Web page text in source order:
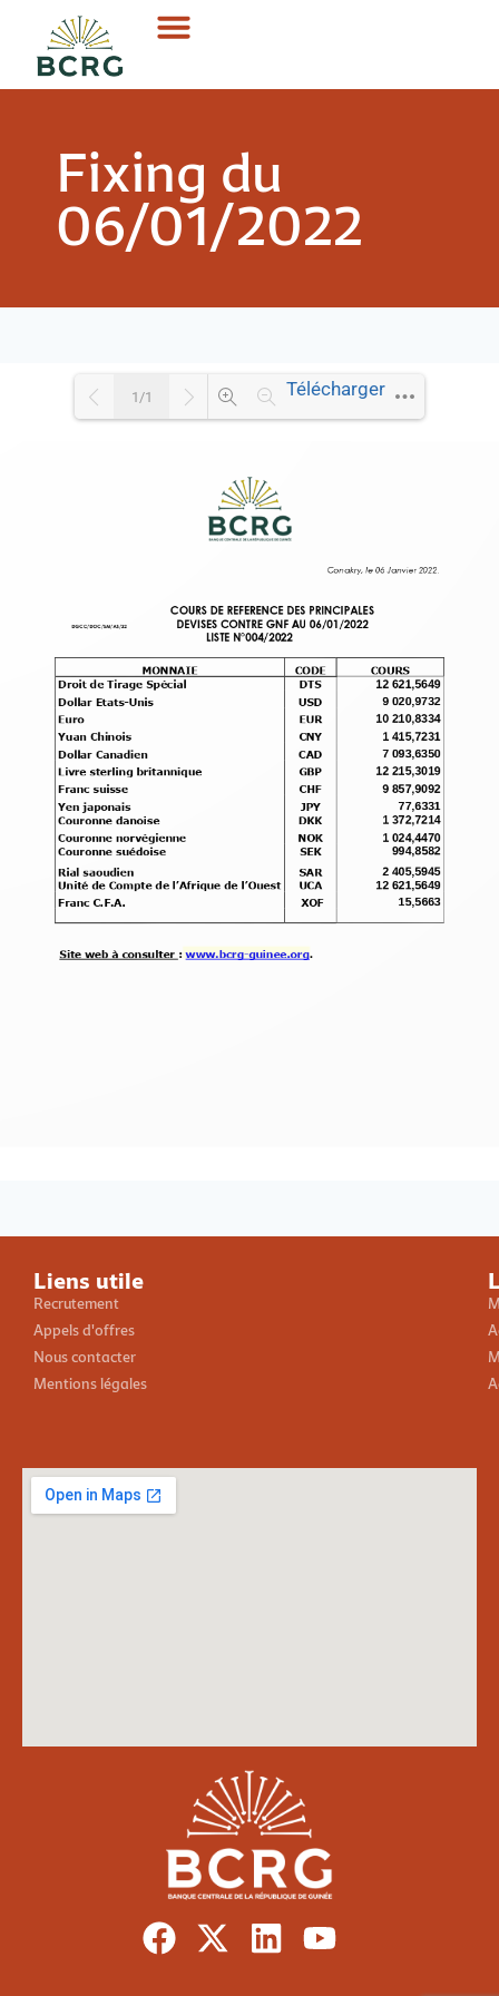
Fixing du
06/01/2022
1/1 Télécharger
Liens utile
Recrutement
Appels d'offres
Nous contacter
Mentions légales